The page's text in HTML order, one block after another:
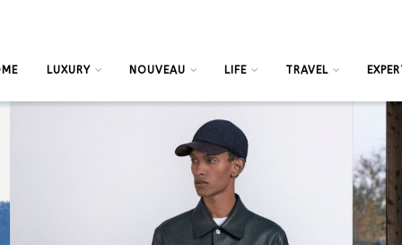
LUXURY NOUVEAU LIFE TRAVEL